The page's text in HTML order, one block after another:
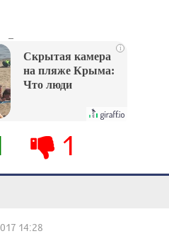
i
Скрытая камера
на пляже Крыма:
Что люди
их не видят...
1
14:28